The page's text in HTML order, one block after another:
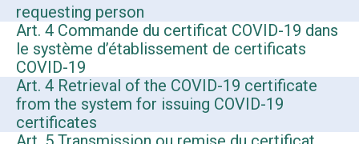
requesting person
Art. 4 Commande du certificat COVID-19 dans
le système d’établissement de certificats
COVID-19
Art. 4 Retrieval of the COVID-19 certificate
from the system for issuing COVID-19
certificates